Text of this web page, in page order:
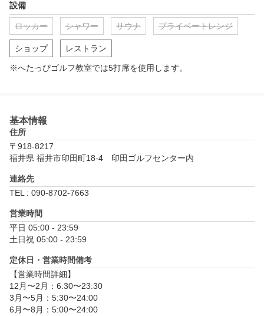
設備
ロッカー シャワー サウナ プライベートレンジ
ショップ レストラン
※へたっぴゴルフ教室では5打席を使用します。
基本情報
住所
〒918-8217
福井県 福井市印田町18-4　印田ゴルフセンター内
連絡先
TEL : 090-8702-7663
営業時間
平日 05:00 - 23:59
土日祝 05:00 - 23:59
定休日・営業時間備考
【営業時間詳細】
12月〜2月：6:30〜23:30
3月〜5月：5:30〜24:00
6月〜8月：5:00〜24:00